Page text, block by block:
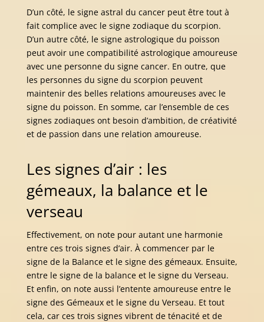
D’un côté, le signe astral du cancer peut être tout à
fait complice avec le signe zodiaque du scorpion.
D’un autre côté, le signe astrologique du poisson
peut avoir une compatibilité astrologique amoureuse
avec une personne du signe cancer. En outre, que
les personnes du signe du scorpion peuvent
maintenir des belles relations amoureuses avec le
signe du poisson. En somme, car l’ensemble de ces
signes zodiaques ont besoin d’ambition, de créativité
et de passion dans une relation amoureuse.
Les signes d’air : les
gémeaux, la balance et le
verseau
Effectivement, on note pour autant une harmonie
entre ces trois signes d’air. À commencer par le
signe de la Balance et le signe des gémeaux. Ensuite,
entre le signe de la balance et le signe du Verseau.
Et enfin, on note aussi l’entente amoureuse entre le
signe des Gémeaux et le signe du Verseau. Et tout
cela, car ces trois signes vibrent de ténacité et de